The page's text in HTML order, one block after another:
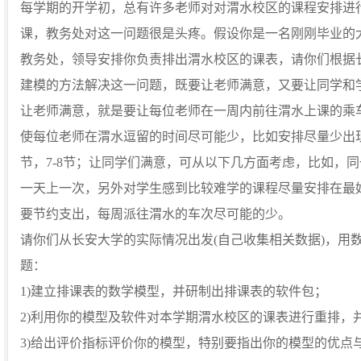
每学期的开学初，总有许多老师对对渭水校区的课程安排
课，教务处对这一问题很是头疼。假设你是一名刚刚毕业
教务处，领导安排你负责排出渭水校区的课表，请你们根
建模的方法解决这一问题，既要让老师满意，又要让同学和
让老师满意，就是要让每位老师在一周内前往渭水上课的
使每位老师在渭水逗留的时间尽可能少，比如安排尽量少出
节，7-8节；让同学们满意，可从以下几方面考虑，比如，
一天上一次，另外对学生感到比较难学的课程尽量安排在
要节约支出，每周派往渭水的车次尽可能的少。
请你们从长安大学的实际情况出发(自己收集相关数据)，用
题：
1)建立排课表的数学模型，并研制出排课表的软件包；
2)利用你的模型及软件对本学期渭水校区的课表进行重排，
3)给出评价指标评价你的模型，特别要指出你的模型的优点